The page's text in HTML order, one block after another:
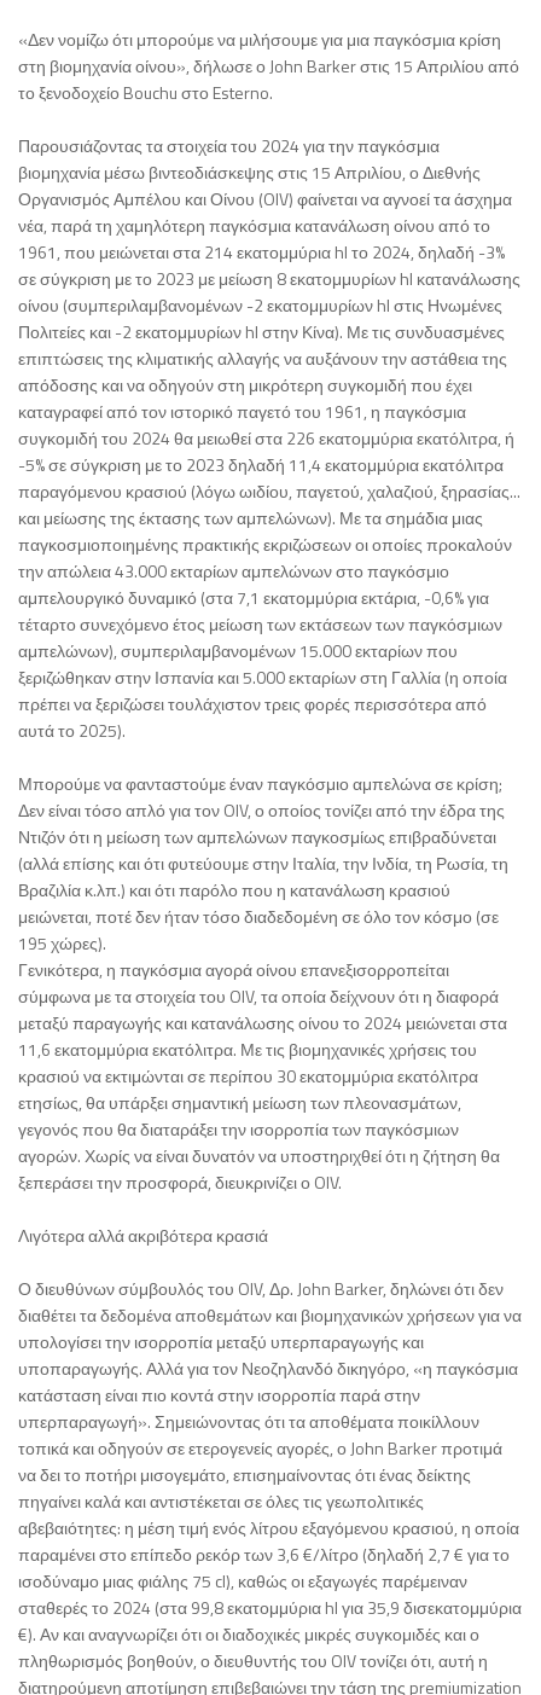
«Δεν νομίζω ότι μπορούμε να μιλήσουμε για μια παγκόσμια κρίση
στη βιομηχανία οίνου», δήλωσε ο John Barker στις 15 Απριλίου από
το ξενοδοχείο Bouchu στο Esterno.
Παρουσιάζοντας τα στοιχεία του 2024 για την παγκόσμια
βιομηχανία μέσω βιντεοδιάσκεψης στις 15 Απριλίου, ο Διεθνής
Οργανισμός Αμπέλου και Οίνου (OIV) φαίνεται να αγνοεί τα άσχημα
νέα, παρά τη χαμηλότερη παγκόσμια κατανάλωση οίνου από το
1961, που μειώνεται στα 214 εκατομμύρια hl το 2024, δηλαδή -3%
σε σύγκριση με το 2023 με μείωση 8 εκατομμυρίων hl κατανάλωσης
οίνου (συμπεριλαμβανομένων -2 εκατομμυρίων hl στις Ηνωμένες
Πολιτείες και -2 εκατομμυρίων hl στην Κίνα). Με τις συνδυασμένες
επιπτώσεις της κλιματικής αλλαγής να αυξάνουν την αστάθεια της
απόδοσης και να οδηγούν στη μικρότερη συγκομιδή που έχει
καταγραφεί από τον ιστορικό παγετό του 1961, η παγκόσμια
συγκομιδή του 2024 θα μειωθεί στα 226 εκατομμύρια εκατόλιτρα, ή
-5% σε σύγκριση με το 2023 δηλαδή 11,4 εκατομμύρια εκατόλιτρα
παραγόμενου κρασιού (λόγω ωιδίου, παγετού, χαλαζιού, ξηρασίας...
και μείωσης της έκτασης των αμπελώνων). Με τα σημάδια μιας
παγκοσμιοποιημένης πρακτικής εκριζώσεων οι οποίες προκαλούν
την απώλεια 43.000 εκταρίων αμπελώνων στο παγκόσμιο
αμπελουργικό δυναμικό (στα 7,1 εκατομμύρια εκτάρια, -0,6% για
τέταρτο συνεχόμενο έτος μείωση των εκτάσεων των παγκόσμιων
αμπελώνων), συμπεριλαμβανομένων 15.000 εκταρίων που
ξεριζώθηκαν στην Ισπανία και 5.000 εκταρίων στη Γαλλία (η οποία
πρέπει να ξεριζώσει τουλάχιστον τρεις φορές περισσότερα από
αυτά το 2025).
Μπορούμε να φανταστούμε έναν παγκόσμιο αμπελώνα σε κρίση;
Δεν είναι τόσο απλό για τον OIV, ο οποίος τονίζει από την έδρα της
Ντιζόν ότι η μείωση των αμπελώνων παγκοσμίως επιβραδύνεται
(αλλά επίσης και ότι φυτεύουμε στην Ιταλία, την Ινδία, τη Ρωσία, τη
Βραζιλία κ.λπ.) και ότι παρόλο που η κατανάλωση κρασιού
μειώνεται, ποτέ δεν ήταν τόσο διαδεδομένη σε όλο τον κόσμο (σε
195 χώρες).
Γενικότερα, η παγκόσμια αγορά οίνου επανεξισορροπείται
σύμφωνα με τα στοιχεία του OIV, τα οποία δείχνουν ότι η διαφορά
μεταξύ παραγωγής και κατανάλωσης οίνου το 2024 μειώνεται στα
11,6 εκατομμύρια εκατόλιτρα. Με τις βιομηχανικές χρήσεις του
κρασιού να εκτιμώνται σε περίπου 30 εκατομμύρια εκατόλιτρα
ετησίως, θα υπάρξει σημαντική μείωση των πλεονασμάτων,
γεγονός που θα διαταράξει την ισορροπία των παγκόσμιων
αγορών. Χωρίς να είναι δυνατόν να υποστηριχθεί ότι η ζήτηση θα
ξεπεράσει την προσφορά, διευκρινίζει ο OIV.
Λιγότερα αλλά ακριβότερα κρασιά
Ο διευθύνων σύμβουλός του OIV, Δρ. John Barker, δηλώνει ότι δεν
διαθέτει τα δεδομένα αποθεμάτων και βιομηχανικών χρήσεων για να
υπολογίσει την ισορροπία μεταξύ υπερπαραγωγής και
υποπαραγωγής. Αλλά για τον Νεοζηλανδό δικηγόρο, «η παγκόσμια
κατάσταση είναι πιο κοντά στην ισορροπία παρά στην
υπερπαραγωγή». Σημειώνοντας ότι τα αποθέματα ποικίλλουν
τοπικά και οδηγούν σε ετερογενείς αγορές, ο John Barker προτιμά
να δει το ποτήρι μισογεμάτο, επισημαίνοντας ότι ένας δείκτης
πηγαίνει καλά και αντιστέκεται σε όλες τις γεωπολιτικές
αβεβαιότητες: η μέση τιμή ενός λίτρου εξαγόμενου κρασιού, η οποία
παραμένει στο επίπεδο ρεκόρ των 3,6 €/λίτρο (δηλαδή 2,7 € για το
ισοδύναμο μιας φιάλης 75 cl), καθώς οι εξαγωγές παρέμειναν
σταθερές το 2024 (στα 99,8 εκατομμύρια hl για 35,9 δισεκατομμύρια
€). Αν και αναγνωρίζει ότι οι διαδοχικές μικρές συγκομιδές και ο
πληθωρισμός βοηθούν, ο διευθυντής του OIV τονίζει ότι, αυτή η
διατηρούμενη αποτίμηση επιβεβαιώνει την τάση της premiumization